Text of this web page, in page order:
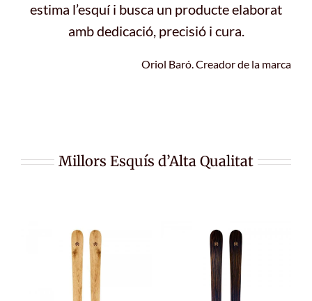
estima l’esquí i busca un producte elaborat
amb dedicació, precisió i cura.
Oriol Baró. Creador de la marca
Millors Esquís d’Alta Qualitat